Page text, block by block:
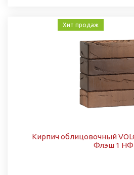
Хит продаж
Кирпич облицовочный
Флэш 1 НФ